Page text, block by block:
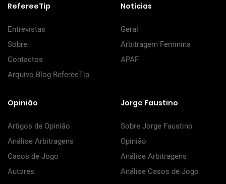
RefereeTip
Entrevistas
Sobre
Contactos
Arquivo Blog RefereeTip
Notícias
Geral
Arbitragem Feminina
APAF
Opinião
Artigos de Opinião
Análise Arbitragens
Casos de Jogo
Autores
Jorge Faustino
Sobre Jorge Faustino
Opinião
Análise Arbitragens
Análise Casos de Jogo